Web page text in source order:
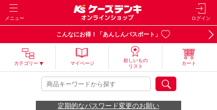
メニュー ログイン
こんなにお得！「あんしんパスポート」
カテゴリー マイページ
欲しいもの
リスト
カート
定期的なパスワード変更のお願い